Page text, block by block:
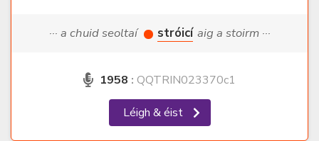
··· a chuid seoltaí stróicí aig a stoirm ···
1958 : QQTRIN023370c1
Léigh & éist